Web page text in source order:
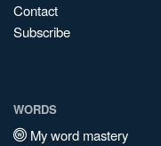
Contact
Subscribe
WORDS
My word mastery